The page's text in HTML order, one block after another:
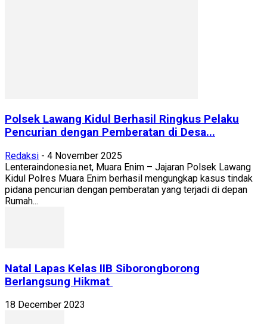
Polsek Lawang Kidul Berhasil Ringkus Pelaku
Pencurian dengan Pemberatan di Desa...
Redaksi - 4 November 2025
Lenteraindonesia.net, Muara Enim – Jajaran Polsek Lawang
Kidul Polres Muara Enim berhasil mengungkap kasus tindak
pidana pencurian dengan pemberatan yang terjadi di depan
Rumah...
Natal Lapas Kelas IIB Siborongborong
Berlangsung Hikmat
18 December 2023